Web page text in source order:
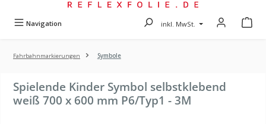
Navigation inkl. MwSt.
Fahrbahnmarkierungen Symbole
Spielende Kinder Symbol selbstklebend
weiß 700 x 600 mm P6/Typ1 - 3M